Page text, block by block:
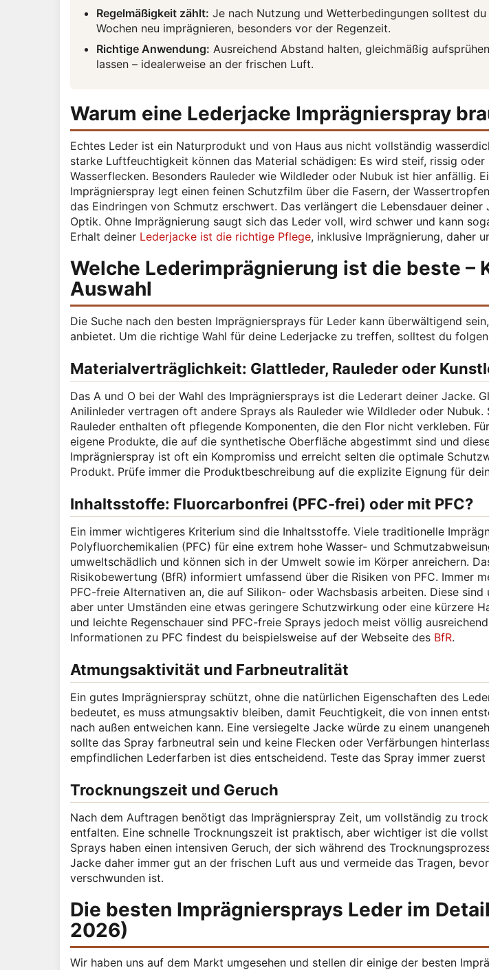
Regelmäßigkeit zählt: Je nach Nutzung und Wetterbedingungen solltest
Wochen neu imprägnieren, besonders vor der Regenzeit.
Richtige Anwendung: Ausreichend Abstand halten, gleichmäßig
lassen – idealerweise an der frischen Luft.
Warum eine Lederjacke Imprägnierspray
Echtes Leder ist ein Naturprodukt und von Haus aus nicht vollständig
starke Luftfeuchtigkeit können das Material schädigen: Es wird steif, rissig
Wasserflecken. Besonders Rauleder wie Wildleder oder Nubuk ist hier anfällig.
Imprägnierspray legt einen feinen Schutzfilm über die Fasern, der
das Eindringen von Schmutz erschwert. Das verlängert die Lebensdauer
Optik. Ohne Imprägnierung saugt sich das Leder voll, wird schwer und kann
Erhalt deiner Lederjacke ist die richtige Pflege, inklusive Imprägnierung, daher
Welche Lederimprägnierung ist die beste –
Auswahl
Die Suche nach den besten Imprägniersprays für Leder kann überwältigend
anbietet. Um die richtige Wahl für deine Lederjacke zu treffen, solltest du
Materialverträglichkeit: Glattleder, Rauleder oder
Das A und O bei der Wahl des Imprägniersprays ist die Lederart deiner Jacke.
Anilinleder vertragen oft andere Sprays als Rauleder wie Wildleder oder
Rauleder enthalten oft pflegende Komponenten, die den Flor nicht verkleben.
eigene Produkte, die auf die synthetische Oberfläche abgestimmt sind und
Imprägnierspray ist oft ein Kompromiss und erreicht selten die optimale
Produkt. Prüfe immer die Produktbeschreibung auf die explizite Eignung für
Inhaltsstoffe: Fluorcarbonfrei (PFC-frei) oder mit PFC?
Ein immer wichtigeres Kriterium sind die Inhaltsstoffe. Viele traditionelle
Polyfluorchemikalien (PFC) für eine extrem hohe Wasser- und
umweltschädlich und können sich in der Umwelt sowie im Körper anreichern.
Risikobewertung (BfR) informiert umfassend über die Risiken von PFC. Immer
PFC-freie Alternativen an, die auf Silikon- oder Wachsbasis arbeiten. Diese
aber unter Umständen eine etwas geringere Schutzwirkung oder eine kürzere
und leichte Regenschauer sind PFC-freie Sprays jedoch meist völlig
Informationen zu PFC findest du beispielsweise auf der Webseite des BfR.
Atmungsaktivität und Farbneutralität
Ein gutes Imprägnierspray schützt, ohne die natürlichen Eigenschaften des
bedeutet, es muss atmungsaktiv bleiben, damit Feuchtigkeit, die von innen
nach außen entweichen kann. Eine versiegelte Jacke würde zu einem
sollte das Spray farbneutral sein und keine Flecken oder Verfärbungen
empfindlichen Lederfarben ist dies entscheidend. Teste das Spray immer
Trocknungszeit und Geruch
Nach dem Auftragen benötigt das Imprägnierspray Zeit, um vollständig zu
entfalten. Eine schnelle Trocknungszeit ist praktisch, aber wichtiger ist die
Sprays haben einen intensiven Geruch, der sich während des
Jacke daher immer gut an der frischen Luft aus und vermeide das Tragen,
verschwunden ist.
Die besten Imprägniersprays Leder im
2026)
Wir haben uns auf dem Markt umgesehen und stellen dir einige der besten